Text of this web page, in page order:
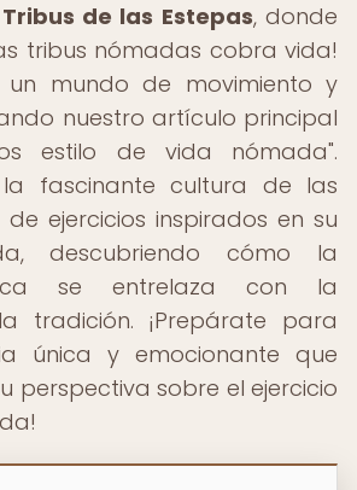
Tribus de las Estepas, donde
tribus nómadas cobra vida!
un mundo de movimiento y
nuestro artículo principal
estilo de vida nómada".
fascinante cultura de las
ejercicios inspirados en su
descubriendo cómo la
se entrelaza con la
tradición. ¡Prepárate para
única y emocionante que
perspectiva sobre el ejercicio